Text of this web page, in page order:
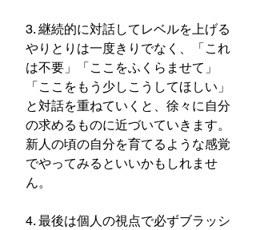
3. 継続的に対話してレベルを上げる
やりとりは一度きりでなく、「これ
は不要」「ここをふくらませて」
「ここをもう少しこうしてほしい」
と対話を重ねていくと、徐々に自分
の求めるものに近づいていきます。
新人の頃の自分を育てるような感覚
でやってみるといいかもしれませ
ん。
4. 最後は個人の視点で必ずブラッシ